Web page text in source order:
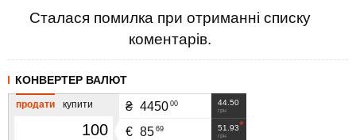
Сталася помилка при отриманні списку
коментарів.
КОНВЕРТЕР ВАЛЮТ
продати купити 44.50
грн
₴ 4450 00
51.93
грн
€ 85 69